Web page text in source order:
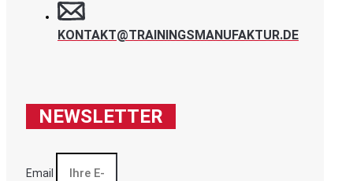
KONTAKT@TRAININGSMANUFAKTUR.DE
NEWSLETTER
Email